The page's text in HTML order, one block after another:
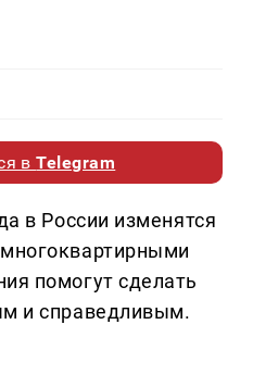
вTelegram
в России изменятся
помогут сделать
и справедливым.